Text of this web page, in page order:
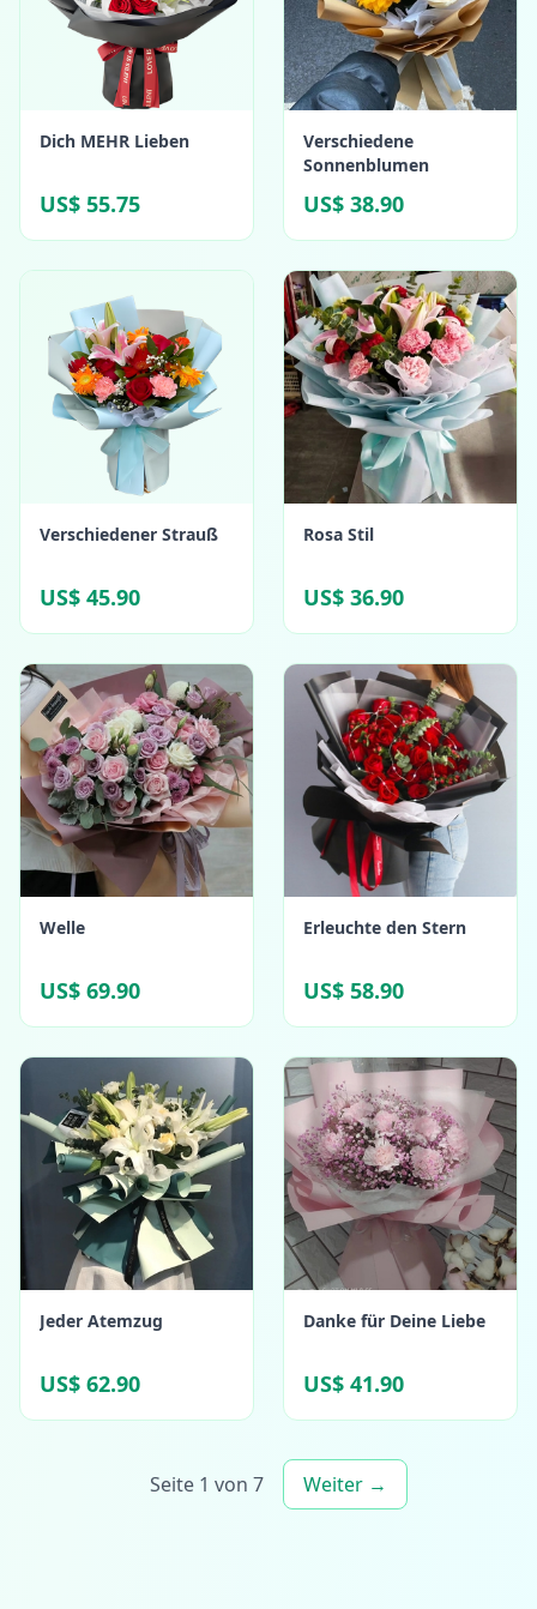
Dich MEHR Lieben
US$ 55.75
Verschiedene
Sonnenblumen
US$ 38.90
Verschiedener Strauß
US$ 45.90
Rosa Stil
US$ 36.90
Welle
US$ 69.90
Erleuchte den Stern
US$ 58.90
Jeder Atemzug
US$ 62.90
Danke für Deine Liebe
US$ 41.90
Seite 1 von 7 Weiter →